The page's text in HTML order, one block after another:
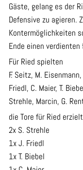
Gäste, gelang es der
Defensive zu agieren.
Kontermöglichkeiten
Ende einen
Für Ried spielten
F. Seitz, M.
Friedl, C. Maier, T.
Strehle, Marcin, G.
die Tore für Ried
2x S. Strehle
1x J. Friedl
1x T. Biebel